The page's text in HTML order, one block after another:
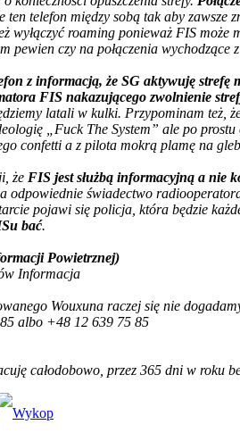
ten telefon między sobą tak aby
wyłączyć roaming ponieważ FIS może
pewien czy na połączenia
z informacją, że SG aktywuję
FIS nakazującego zwolnienie
latali w kulki. Przypominam też,
„Fuck The System” ale po
confetti a z pilota mokrą plamę na
że FIS jest służbą informacyjną a nie
odpowiednie świadectwo
pojawi się policja, która będzie
bać.
Powietrznej)
Informacja
Wouxuna raczej się nie
albo +48 12 639 75 85
całodobowo, przez 365 dni w roku